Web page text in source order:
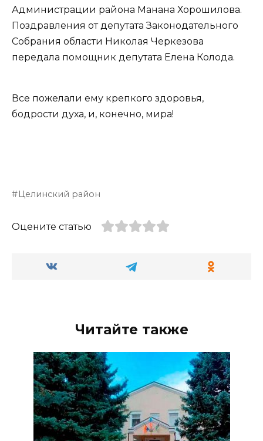
Администрации района Манана Хорошилова.
Поздравления от депутата Законодательного
Собрания области Николая Черкезова
передала помощник депутата Елена Колода.
Все пожелали ему крепкого здоровья,
бодрости духа, и, конечно, мира!
Целинский район
Оцените статью
Читайте также